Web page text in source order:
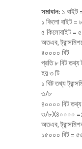
সমাধান: ১ বাইট
১ কিলো বাইট =
৫ কিলোবাইট =
অতএব,
৪০০০০ বিট
প্রতি ৮ বিট তথ্য
হয় ৩ টি
১ বিট তথ্য
৩/৮
৪০০০০ বিট তথ্য
৩/৮X৪০০০০
অতএব,
১৫০০০ বিট =